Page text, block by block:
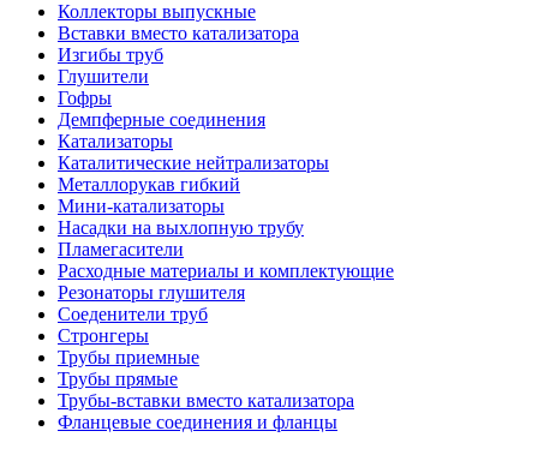
Коллекторы выпускные
Вставки вместо катализатора
Изгибы труб
Глушители
Гофры
Демпферные соединения
Катализаторы
Каталитические нейтрализаторы
Металлорукав гибкий
Мини-катализаторы
Насадки на выхлопную трубу
Пламегасители
Расходные материалы и комплектующие
Резонаторы глушителя
Соеденители труб
Стронгеры
Трубы приемные
Трубы прямые
Трубы-вставки вместо катализатора
Фланцевые соединения и фланцы